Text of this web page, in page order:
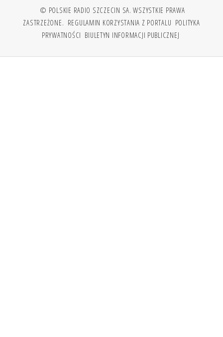
© POLSKIE RADIO SZCZECIN SA. WSZYSTKIE PRAWA
ZASTRZEŻONE. REGULAMIN KORZYSTANIA Z PORTALU POLITYKA
PRYWATNOŚCI BIULETYN INFORMACJI PUBLICZNEJ